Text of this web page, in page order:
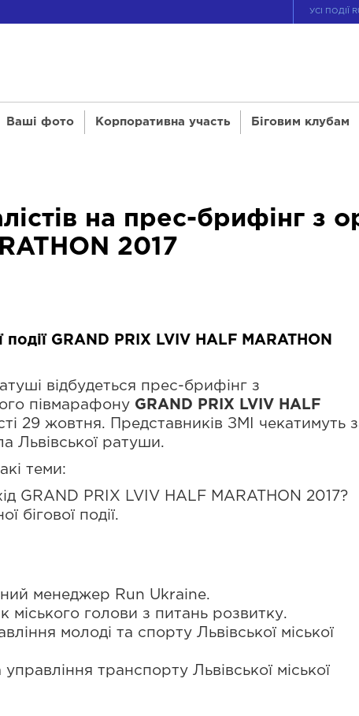
УСІ ПОДІЇ
Ваші фото Корпоративна участь Біговим клубам
на прес-брифінг з
2017
GRAND PRIX LVIV HALF MARATHON
відбудеться прес-брифінг з
півмарафону GRAND PRIX LVIV HALF
29 жовтня. Представників ЗМІ чекатимуть
Львівської ратуши.
теми:
GRAND PRIX LVIV HALF MARATHON 2017?
бігової події.
менеджер Run Ukraine.
міського голови з питань розвитку.
молоді та спорту Львівської міської
транспорту Львівської міської